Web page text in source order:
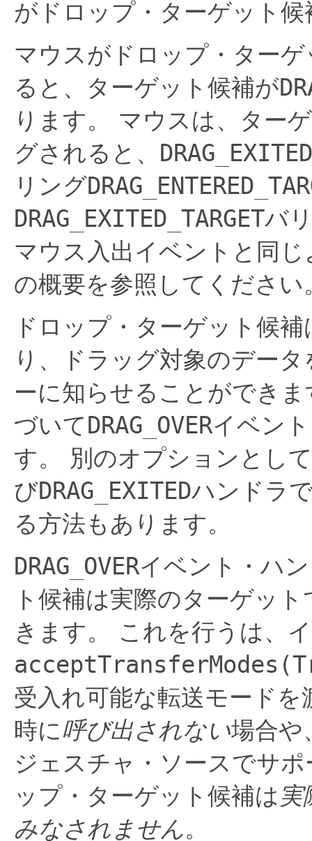
がドロップ・ターゲット
マウスがドロップ・ター
ると、ターゲット候補が
ります。
マウスは、ター
グされると、 DRAG_EXITED
リング
DRAG_EXITED_TARGETバ
マウス入出イベントと同
の概要を参照してください
ドロップ・ターゲット候
り、ドラッグ対象のデー
ーに知らせることができま
づいてDRAG_OVERイベン
す。
別のオプションとし
びDRAG_EXITEDハンドラ
る方法もあります。
DRAG_OVERイベント・ハ
ト候補は実際のターゲッ
きます。
これを行うは、
受入れ可能な転送モードを
時に呼び出されない場合や
ジェスチャ・ソースでサ
ップ・ターゲット候補は 実
みなされません。